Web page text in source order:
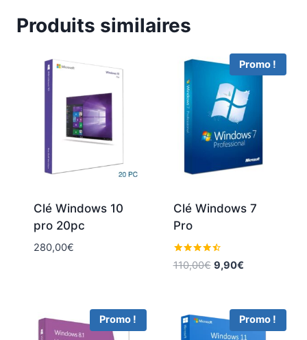
Produits similaires
Clé Windows 10
pro 20pc
280,00€
Promo !
Clé Windows 7
Pro
Note
4.40
110,00€ Le
était :
110,00€.
9,90€Le
est :
Promo ! Promo !